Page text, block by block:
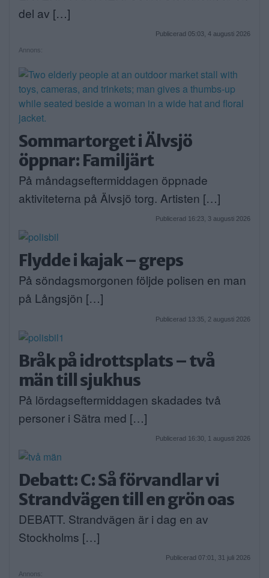
del av […]
Publicerad 05:03, 4 augusti 2026
Annons:
Sommartorget i Älvsjö
öppnar: Familjärt
På måndagseftermiddagen öppnade
aktiviteterna på Älvsjö torg. Artisten […]
Publicerad 16:23, 3 augusti 2026
Flydde i kajak – greps
På söndagsmorgonen följde polisen en man
på Långsjön […]
Publicerad 13:35, 2 augusti 2026
Bråk på idrottsplats – två
män till sjukhus
På lördagseftermiddagen skadades två
personer i Sätra med […]
Publicerad 16:30, 1 augusti 2026
Debatt: C: Så förvandlar vi
Strandvägen till en grön oas
DEBATT. Strandvägen är i dag en av
Stockholms […]
Publicerad 07:01, 31 juli 2026
Annons: